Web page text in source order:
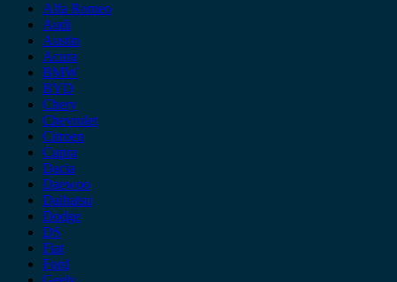
Alfa Romeo
Audi
Austin
Acura
BMW
BYD
Chery
Chevrolet
Citroen
Cupra
Dacia
Daewoo
Daihatsu
Dodge
DS
Fiat
Ford